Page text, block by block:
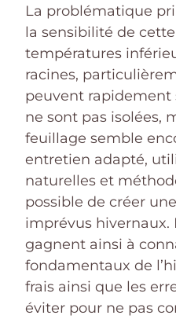
La problématique
la sensibilité de
températures
racines,
peuvent rapidement
ne sont pas isolées,
feuillage semble
entretien adapté,
naturelles et
possible de créer
imprévus hivernaux.
gagnent ainsi à
fondamentaux de
frais ainsi que les
éviter pour ne pas